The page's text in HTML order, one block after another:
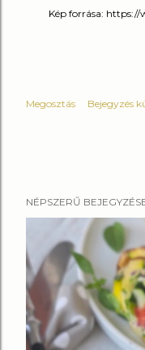
Kép forrása:
Megosztás Bejegyzés
NÉPSZERŰ